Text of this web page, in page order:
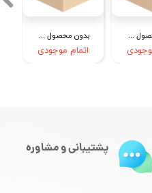
بدون محصول جهت نمایش
اتمام موجودی
بدون محصول جهت نمایش
پشتیبانی و مشاوره